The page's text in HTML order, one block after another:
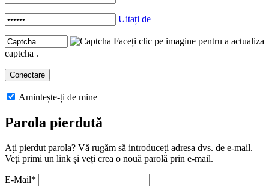
Uitați de
Faceți clic pe imagine pentru a actualiza
captcha .
Amintește-ți de mine
Parola pierdută
Ați pierdut parola? Vă rugăm să introduceți adresa dvs. de e-mail.
Veți primi un link și veți crea o nouă parolă prin e-mail.
E-Mail*